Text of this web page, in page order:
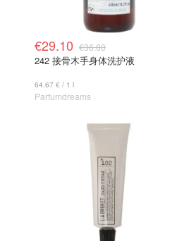
€29.10 €36.00
242 接骨木手身体洗护液
64.67 € / 1 l
Parfumdreams